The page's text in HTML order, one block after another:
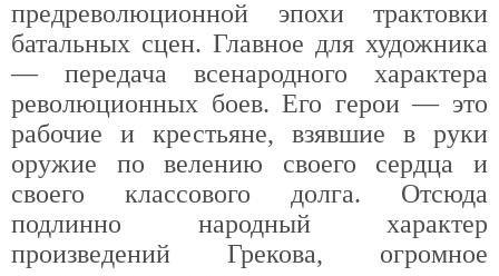
предреволюционной эпохи трактовки
батальных сцен. Главное для художника
— передача всенародного характера
революционных боев. Его герои — это
рабочие и крестьяне, взявшие в руки
оружие по велению своего сердца и
своего классового долга. Отсюда
подлинно народный характер
произведений Грекова, огромное